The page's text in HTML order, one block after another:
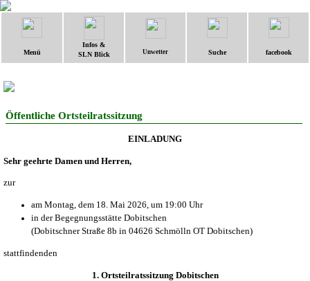
Menü
Infos &
SLN Blick
Unwetter Suche facebook
Öffentliche Ortsteilratssitzung
EINLADUNG
Sehr geehrte Damen und Herren,
zur
am Montag, dem 18. Mai 2026, um 19:00 Uhr
in der Begegnungsstätte Dobitschen
(Dobitschner Straße 8b in 04626 Schmölln OT Dobitschen)
stattfindenden
1. Ortsteilratssitzung Dobitschen